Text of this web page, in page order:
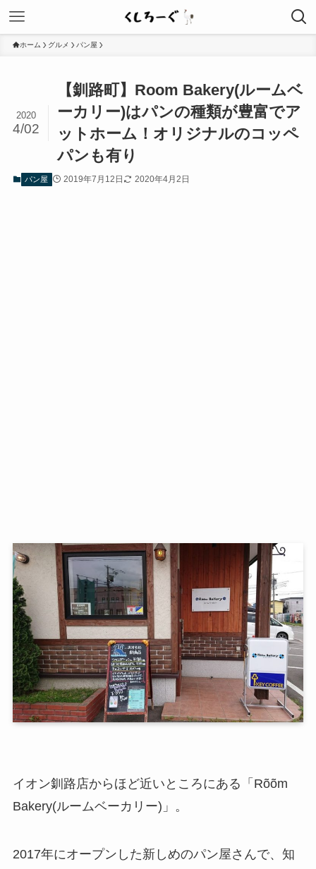
ホーム グルメ パン屋
【釧路町】Room Bakery(ルームベ
ーカリー)はパンの種類が豊富でア
ットホーム！オリジナルのコッペ
パンも有り
2020
4/02
パン屋 2019年7月12日 2020年4月2日
イオン釧路店からほど近いところにある「Rõõm
Bakery(ルームベーカリー)」。
2017年にオープンした新しめのパン屋さんで、知